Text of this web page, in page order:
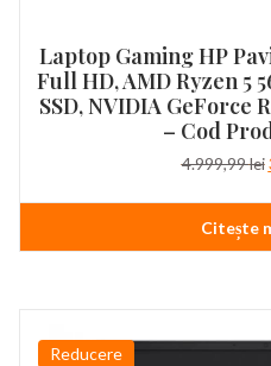
Laptop Gaming HP
Full HD, AMD Ryzen 5
SSD, NVIDIA GeForce
– Cod
4.999,99lei
Citește
Reducere